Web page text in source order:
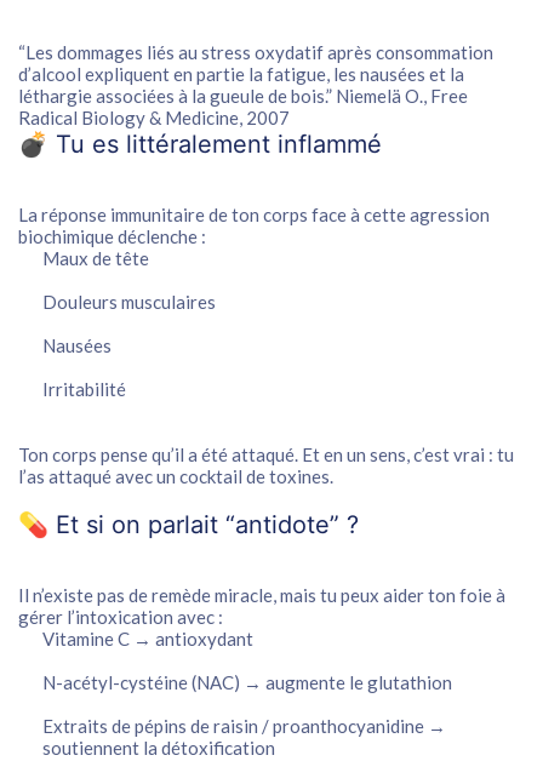
“Les dommages liés au stress oxydatif après consommation
d’alcool expliquent en partie la fatigue, les nausées et la
léthargie associées à la gueule de bois.” Niemelä O., Free
Radical Biology & Medicine, 2007
💣 Tu es littéralement inflammé
La réponse immunitaire de ton corps face à cette agression
biochimique déclenche :
Maux de tête
Douleurs musculaires
Nausées
Irritabilité
Ton corps pense qu’il a été attaqué. Et en un sens, c’est vrai : tu
l’as attaqué avec un cocktail de toxines.
💊 Et si on parlait “antidote” ?
Il n’existe pas de remède miracle, mais tu peux aider ton foieà
gérer l’intoxication avec :
Vitamine C → antioxydant
N-acétyl-cystéine (NAC) → augmente le glutathion
Extraits de pépins de raisin / proanthocyanidine →
soutiennent la détoxification